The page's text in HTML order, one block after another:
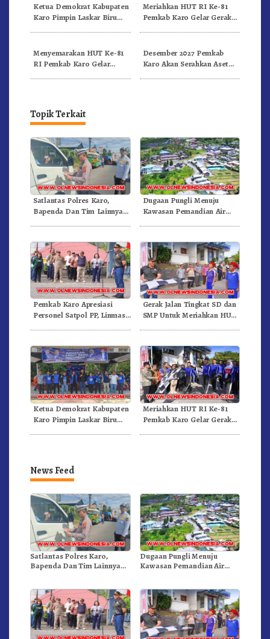
Ketua Demokrat Kabupaten
Karo Pimpin Laskar Biru
Meriahkan HUT RI Ke-81
Pemkab Karo Gelar Gerak
Menyemarakan HUT Ke-81
RI Pemkab Karo Gelar
Desember 2027 Pemkab
Karo Akan Serahkan Aset
Topik Terkait
Satlantas Polres Karo,
Bapenda Dan Tim Lainnya
Dugaan Pungli Menuju
Kawasan Pemandian Air
Pemkab Karo Apresiasi
Personel Satpol PP, Linmas,
Gerak Jalan Tingkat SD dan
SMP Untuk Meriahkan HUT
Ketua Demokrat Kabupaten
Karo Pimpin Laskar Biru
Meriahkan HUT RI Ke-81
Pemkab Karo Gelar Gerak
News Feed
Satlantas Polres Karo,
Bapenda Dan Tim Lainnya
Dugaan Pungli Menuju
Kawasan Pemandian Air